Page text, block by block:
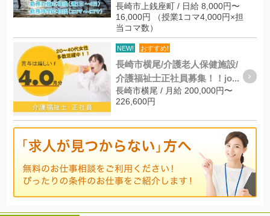
長崎市上銭座町 / 日給 8,000円〜
16,000円 （授業1コマ4,000円×担
当コマ数）
NEW! おすすめ!
長崎市横尾/介護老人保健施設/
介護福祉士正社員募集！！jo...
長崎市横尾 / 月給 200,000円〜
226,600円